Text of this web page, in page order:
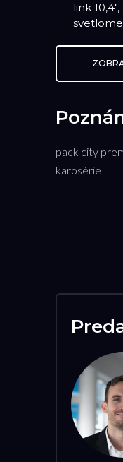
link
pack city
karosérie